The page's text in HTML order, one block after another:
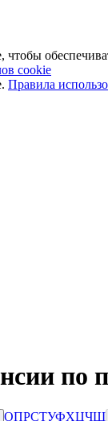
cookie
Правила
по
ОПРСТУФХЦЧШ